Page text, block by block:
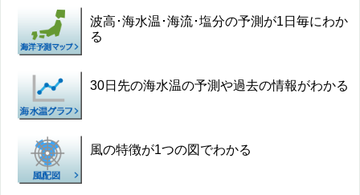
波高･海水温･海流･塩分の予測が1日毎にわか
る
30日先の海水温の予測や過去の情報がわかる
風の特徴が1つの図でわかる